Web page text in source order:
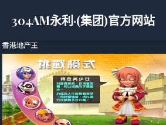
304AM永利·(集团)官方网站